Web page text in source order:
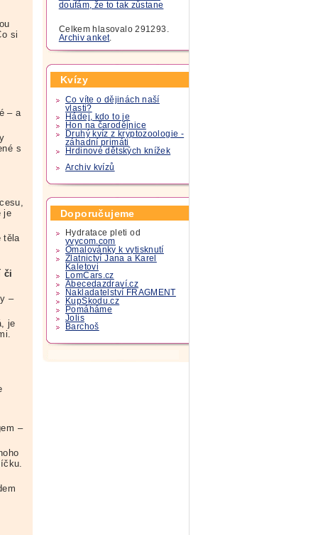
si
– a
s
je
těla
či
–
je
–
doufám, že to tak zůstane
Celkem hlasovalo 291293.
Archiv anket.
Kvízy
Co víte o dějinách naší
vlasti?
Hádej, kdo to je
Hon na čarodějnice
Druhý kvíz z kryptozoologie -
záhadní primáti
Hrdinové dětských knížek
Archiv kvízů
Doporučujeme
Hydratace pleti od
yvycom.com
Omalovánky k vytisknutí
Zlatnictví Jana a Karel
Kaletovi
LomCars.cz
Abecedazdraví.cz
Nakladatelství FRAGMENT
KupSkodu.cz
Pomáháme
Jolis
Barchoš